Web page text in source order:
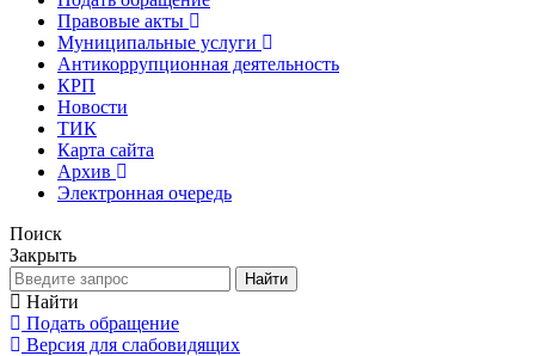
Правовые акты
Муниципальные услуги
Антикоррупционная деятельность
КРП
Новости
ТИК
Карта сайта
Архив
Электронная очередь
Поиск
Закрыть
Найти
Найти
Подать обращение
Версия для слабовидящих